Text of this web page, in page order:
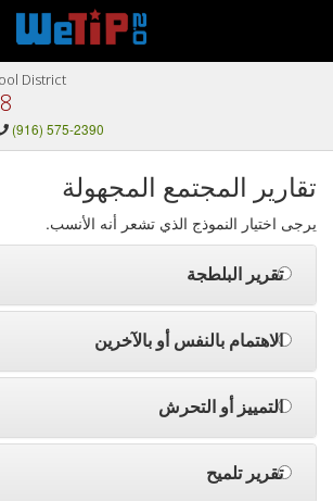
District
(916) 575-2390
تقارير المجتمع المجهولة
يرجى اختيار النموذج الذي تشعر أنه الأنسب.
تقرير البلطجة
الاهتمام بالنفس أو بالآخرين
التمييز أو التحرش
تقرير تلميح